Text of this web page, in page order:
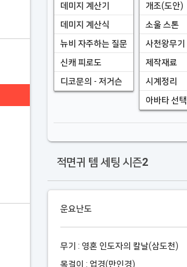
데미지 계산기
데미지 계산식
뉴비 자주하는 질문
신캐 피로도
디코문의 - 저거슨
개조(도안)
소울 스톤
사천왕무기
제작재료
시계정리
아바타 선택
적면귀 템 세팅 시즌2
운요난도
무기 : 영혼 인도자의 칼날(삼도천)
목걸이 : 업경(만인경)